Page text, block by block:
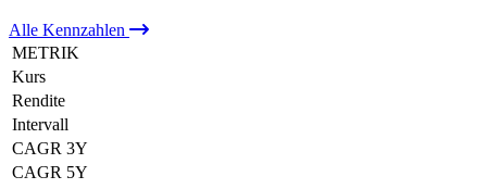
Alle Kennzahlen
METRIK
Kurs
Rendite
Intervall
CAGR 3Y
CAGR 5Y